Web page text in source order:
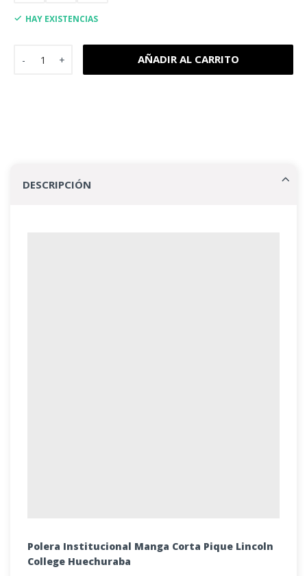
HAY EXISTENCIAS
Polera Institucional Manga Corta Pique Lincoln College
AÑADIR AL CARRITO
DESCRIPCIÓN
Polera Institucional Manga Corta Pique Lincoln
College Huechuraba